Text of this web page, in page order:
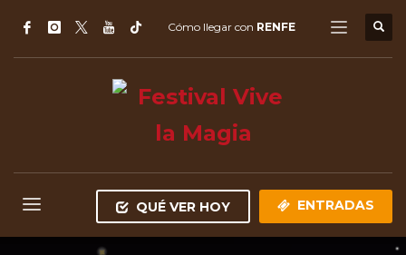
Cómo llegar con RENFE
QUÉ VER HOY ENTRADAS